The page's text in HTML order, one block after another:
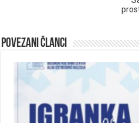
Povezani članci